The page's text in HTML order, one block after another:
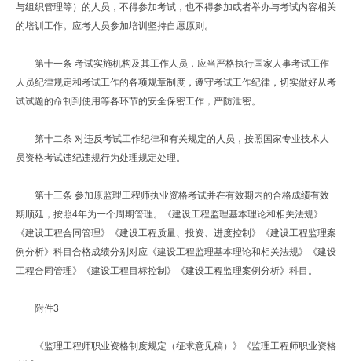
与组织管理等）的人员，不得参加考试，也不得参加或者举办与考试内容相关
的培训工作。应考人员参加培训坚持自愿原则。
第十一条 考试实施机构及其工作人员，应当严格执行国家人事考试工作
人员纪律规定和考试工作的各项规章制度，遵守考试工作纪律，切实做好从考
试试题的命制到使用等各环节的安全保密工作，严防泄密。
第十二条 对违反考试工作纪律和有关规定的人员，按照国家专业技术人
员资格考试违纪违规行为处理规定处理。
第十三条 参加原监理工程师执业资格考试并在有效期内的合格成绩有效
期顺延，按照4年为一个周期管理。《建设工程监理基本理论和相关法规》
《建设工程合同管理》《建设工程质量、投资、进度控制》《建设工程监理案
例分析》科目合格成绩分别对应《建设工程监理基本理论和相关法规》《建设
工程合同管理》《建设工程目标控制》《建设工程监理案例分析》科目。
附件3
《监理工程师职业资格制度规定（征求意见稿）》《监理工程师职业资格